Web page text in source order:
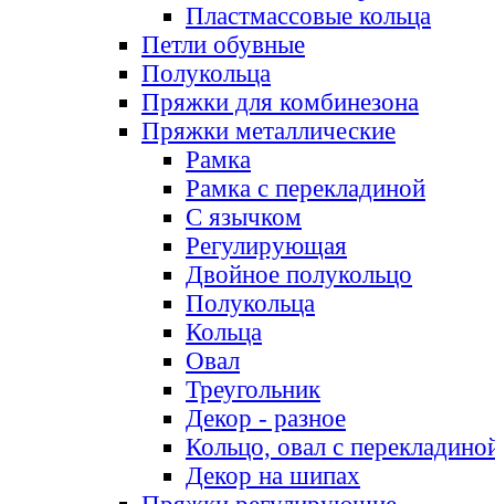
Пластмассовые кольца
Петли обувные
Полукольца
Пряжки для комбинезона
Пряжки металлические
Рамка
Рамка с перекладиной
С язычком
Регулирующая
Двойное полукольцо
Полукольца
Кольца
Овал
Треугольник
Декор - разное
Кольцо, овал с
Декор на шипах